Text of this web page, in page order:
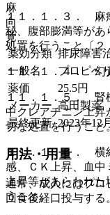
１１．１．３． 麻
秘、腹部膨満等があ
処置を行うこと〔２
１１．１．４． 幻
１１．１．５． 腎
中クレアチニン上昇
切な処置を行うこと
１１．１．６． 横
感、ＣＫ上昇、血中
上昇等があらわれた
うこと。
麻
向
覚
薬効分類 排尿障害
一般名
プロピベ
薬価
25.5円
メーカー 高田製薬
最終更新 2023年12
用法・用量
通常、成人にはプロ
回食後経口投与する